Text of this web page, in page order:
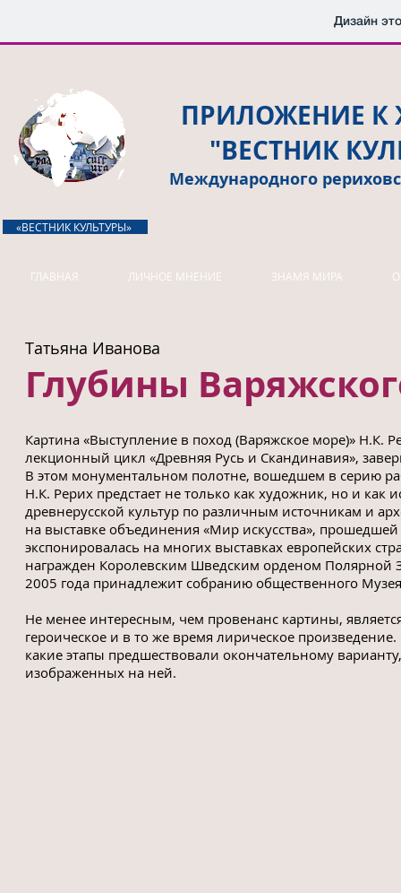
Дизайн
«ВЕСТНИК КУЛЬТУРЫ»
Татьяна Иванова
Глубины
Картина «Выступление в поход (Варяжское море)» Н.К.
лекционный цикл «Древняя Русь и Скандинавия»,
В этом монументальном полотне, вошедшем в серию
Н.К. Рерих предстает не только как художник, но и
древнерусской культур по различным источникам и
на выставке объединения «Мир искусства», прошедшей
экспонировалась на многих выставках европейских
награжден Королевским Шведским орденом Полярной
2005 года принадлежит собранию общественного
Не менее интересным, чем провенанс картины,
героическое и в то же время лирическое
какие этапы предшествовали окончательному
изображенных на ней.
ГЛАВНАЯ ЛИЧНОЕ МНЕНИЕ ЗНАМЯ МИРА
ПРИЛОЖЕНИЕ К
"ВЕСТНИК
Международного